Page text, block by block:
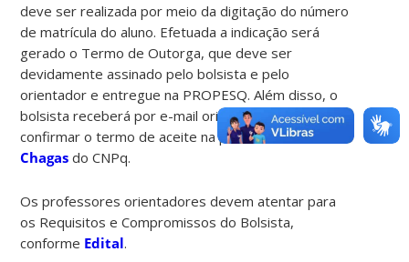
deve ser realizada por meio da digitação do número
de matrícula do aluno. Efetuada a indicação será
gerado o Termo de Outorga, que deve ser
devidamente assinado pelo bolsista e pelo
orientador e entregue na PROPESQ. Além disso, o
bolsista receberá por e-mail orientações para
confirmar o termo de aceite na plataformaCarlos
Chagas do CNPq.
Os professores orientadores devem atentar para
os Requisitos e Compromissos do Bolsista,
conforme Edital.